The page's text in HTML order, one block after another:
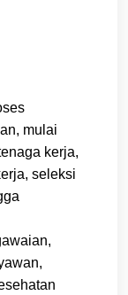
mulai
kerja,
seleksi